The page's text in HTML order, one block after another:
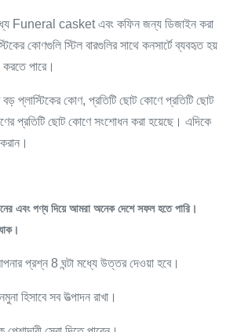
Funeral casket এবং কফিন জন্য ডিজাইন করা
কোণগুলি স্টিল বারগুলির সাথে কনসার্টে ব্যবহৃত হয়
পারে।
বড় প্লাস্টিকের কোণ, প্রতিটি ছোট কোণে প্রতিটি ছোট
প্রতিটি ছোট কোণে সংশোধন করা হয়েছে। এদিকে
এবং পণ্য দিয়ে আমরা অনেক দেশে সফল হতে পারি।
প্রশ্ন 8 ঘন্টা মধ্যে উত্তর দেওয়া হবে।
হিসাবে সব উত্পাদন রাখা।